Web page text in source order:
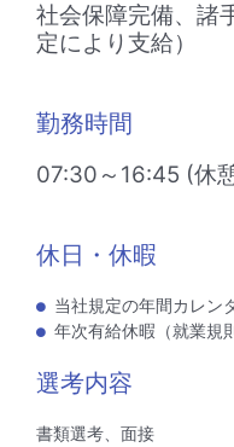
社会保障完備、諸
定により支給）
勤務時間
07:30～16:45 (休
休日・休暇
当社規定の年間カレン
年次有給休暇（就業規
選考内容
書類選考、面接